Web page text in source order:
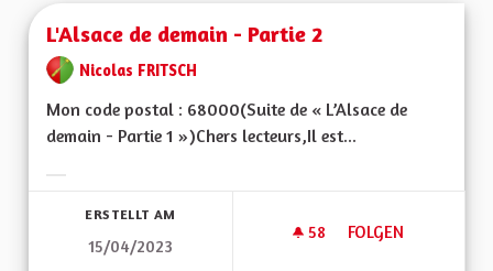
L'Alsace de demain - Partie 2
Nicolas FRITSCH
Mon code postal : 68000(Suite de « L’Alsace de
demain - Partie 1 »)Chers lecteurs,Il est...
ERSTELLT AM
15/04/2023
58 58 FOLLOWER
FOLGEN
L'ALSACE DE